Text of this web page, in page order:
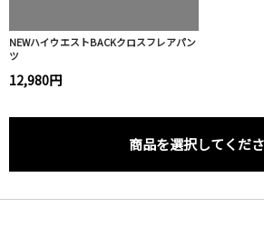
NEWハイウエストBACKクロスフレアパン
ツ
12,980円
商品を選択してくだ